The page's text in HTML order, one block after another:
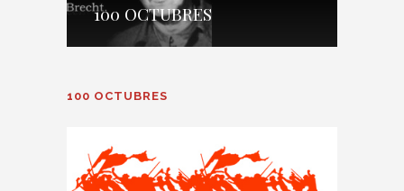
100 OCTUBRES
100 OCTUBRES